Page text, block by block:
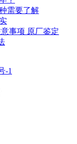
需要了解
事项 原厂鉴定
-1